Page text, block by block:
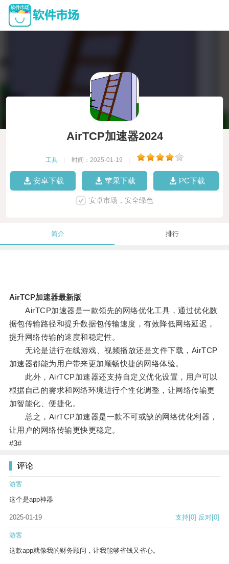
AirTCP加速器2024
工具 时间：2025-01-19
安卓下载 苹果下载 PC下载
安卓市场，安全绿色
简介 排行
AirTCP加速器最新版
AirTCP加速器是一款领先的网络优化工具，通过优化数
据包传输路径和提升数据包传输速度，有效降低网络延迟，
提升网络传输的速度和稳定性。
无论是进行在线游戏、视频播放还是文件下载，AirTCP
加速器都能为用户带来更加顺畅快捷的网络体验。
此外，AirTCP加速器还支持自定义优化设置，用户可以
根据自己的需求和网络环境进行个性化调整，让网络传输更
加智能化、便捷化。
总之，AirTCP加速器是一款不可或缺的网络优化利器，
让用户的网络传输更快更稳定。
#3#
评论
游客
这个是app神器
2025-01-19 支持[0] 反对[0]
游客
这款app就像我的财务顾问，让我能够省钱又省心。